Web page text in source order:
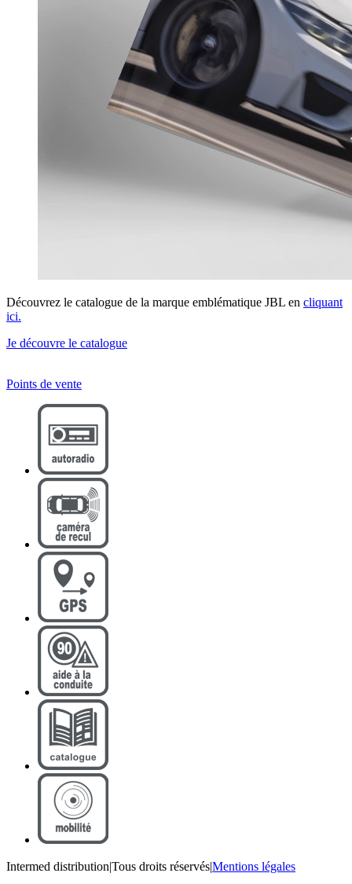
Découvrez le catalogue de la marque emblématique JBL en cliquant
ici.
Je découvre le catalogue
Points de vente
Intermed distribution|Tous droits réservés|Mentions légales